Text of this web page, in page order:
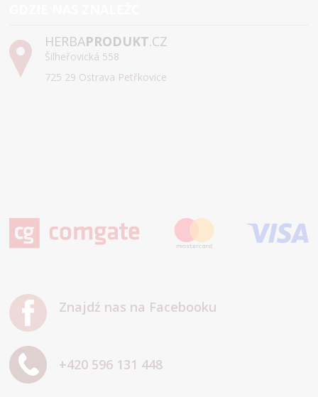
HERBAPRODUKT.CZ
Šilheřovická 558
725 29 Ostrava Petřkovice
Znajdź nas na Facebooku
+420 596 131 448